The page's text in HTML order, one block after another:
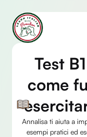
contenuto
Test
come
Annalisa ti aiuta a
esempi pratici ed